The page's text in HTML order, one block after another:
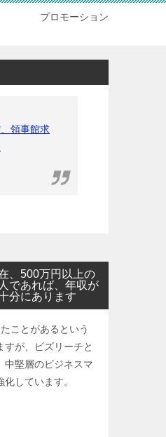
プロモーション
領事館求
、500万円以上の
であれば、年収が
分にあります
ことがあるという
すが、ビズリーチと
中堅層のビジネスマ
しています。